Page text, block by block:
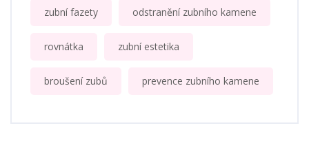
zubní fazety odstranění zubního kamene
rovnátka zubní estetika
broušení zubů prevence zubního kamene